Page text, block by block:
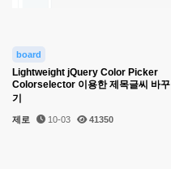
board
Lightweight jQuery Color Picker
Colorselector 이용한 제목글씨 바꾸
기
제로 10-03 41350